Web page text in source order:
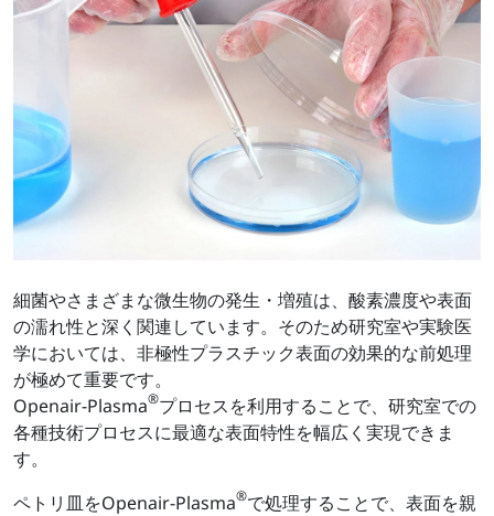
細菌やさまざまな微生物の発生・増殖は、酸素濃度や表面
の濡れ性と深く関連しています。そのため研究室や実験医
学においては、非極性プラスチック表面の効果的な前処理
が極めて重要です。
Openair-Plasma®プロセスを利用することで、研究室での
各種技術プロセスに最適な表面特性を幅広く実現できま
す。
ペトリ皿をOpenair-Plasma®で処理することで、表面を親